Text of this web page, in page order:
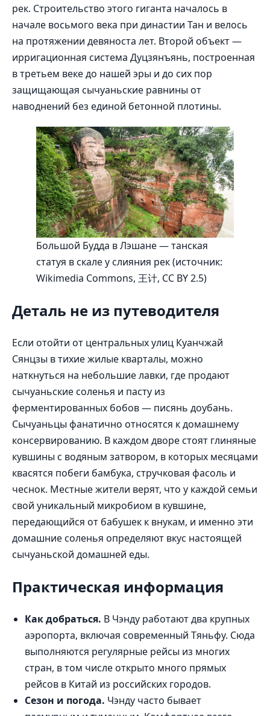
рек. Строительство этого гиганта началось в
начале восьмого века при династии Тан и велось
на протяжении девяноста лет. Второй объект —
ирригационная система Дуцзянъянь, построенная
в третьем веке до нашей эры и до сих пор
защищающая сычуаньские равнины от
наводнений без единой бетонной плотины.
Большой Будда в Лэшане — танская
статуя в скале у слияния рек (источник:
Wikimedia Commons, 王计, CC BY 2.5)
Деталь не из путеводителя
Если отойти от центральных улиц Куанчжай
Сянцзы в тихие жилые кварталы, можно
наткнуться на небольшие лавки, где продают
сычуаньские соленья и пасту из
ферментированных бобов — писянь доубань.
Сычуаньцы фанатично относятся к домашнему
консервированию. В каждом дворе стоят глиняные
кувшины с водяным затвором, в которых месяцами
квасятся побеги бамбука, стручковая фасоль и
чеснок. Местные жители верят, что у каждой семьи
свой уникальный микробиом в кувшине,
передающийся от бабушек к внукам, и именно эти
домашние соленья определяют вкус настоящей
сычуаньской домашней еды.
Практическая информация
Как добраться. В Чэнду работают два крупных
аэропорта, включая современный Тяньфу. Сюда
выполняются регулярные рейсы из многих
стран, в том числе открыто много прямых
рейсов в Китай из российских городов.
Сезон и погода. Чэнду часто бывает